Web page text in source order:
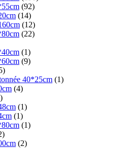
(92)
(14)
(12)
(22)
(1)
(9)
40*25cm (1)
(4)
(1)
(1)
(1)
(2)